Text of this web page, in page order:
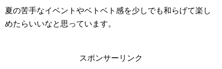
夏の苦手なイベントやベトベト感を少しでも和らげて楽し
めたらいいなと思っています。
スポンサーリンク